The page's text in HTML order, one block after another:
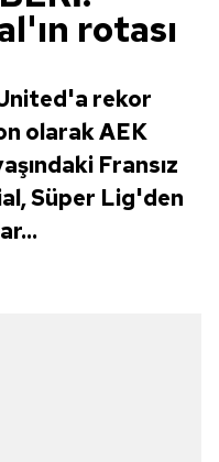
rotası
rekor
olarak AEK
Fransız
Süper Lig'den